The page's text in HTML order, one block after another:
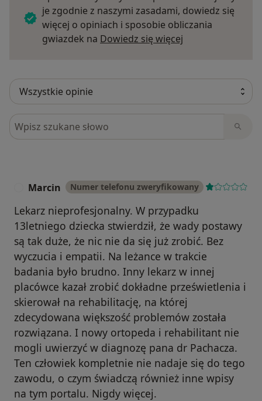
je zgodnie z naszymi zasadami, dowiedz się
więcej o opiniach i sposobie obliczania
gwiazdek na Dowiedz się więcej
Szukaj w opiniach
Marcin Numer telefonu zweryfikowany
Lekarz nieprofesjonalny. W przypadku
13letniego dziecka stwierdził, że wady postawy
są tak duże, że nic nie da się już zrobić. Bez
wyczucia i empatii. Na leżance w trakcie
badania było brudno. Inny lekarz w innej
placówce kazał zrobić dokładne prześwietlenia i
skierował na rehabilitację, na której
zdecydowana większość problemów została
rozwiązana. I nowy ortopeda i rehabilitant nie
mogli uwierzyć w diagnozę pana dr Pachacza.
Ten człowiek kompletnie nie nadaje się do tego
zawodu, o czym świadczą również inne wpisy
na tym portalu. Nigdy więcej.